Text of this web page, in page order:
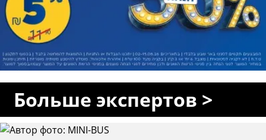
Больше экспертов >